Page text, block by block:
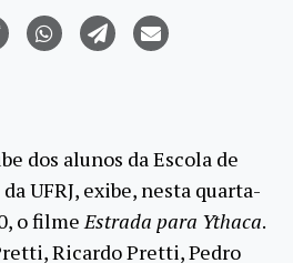
dos alunos da Escola de
UFRJ, exibe, nesta quarta-
o filme Estrada para Ythaca.
Ricardo Pretti, Pedro